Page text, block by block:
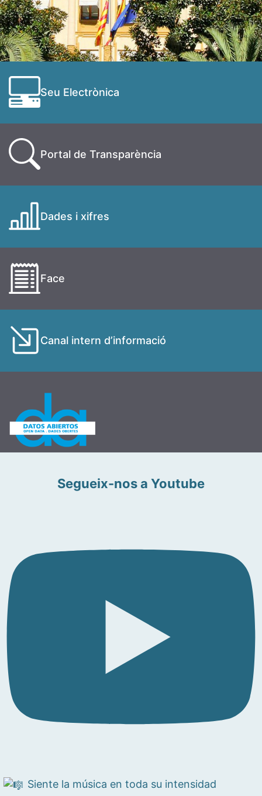
Seu Electrònica
Portal de Transparència
Dades i xifres
Face
Canal intern d’informació
Segueix-nos a Youtube
Siente la música en toda su intensidad